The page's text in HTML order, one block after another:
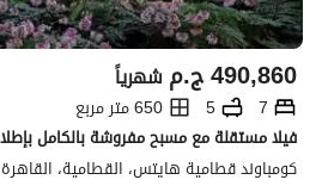
ج.م490,860 شهرياً
7
5
650 متر مربع
كومباوند قطامية هايتس، القطامية، القاهرة